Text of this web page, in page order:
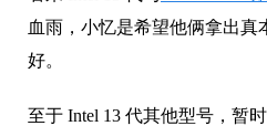
血雨，小忆是希望他俩拿出真
好。
至于 Intel 13 代其他型号，暂